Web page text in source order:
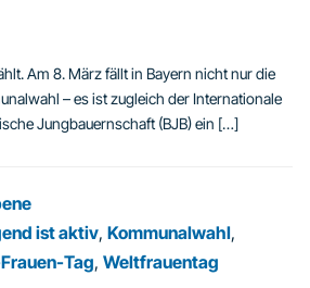
Am 8. März fällt in Bayern nicht nur die
– es ist zugleich der Internationale
Jungbauernschaft (BJB) ein […]
ist aktiv, Kommunalwahl,
Tag, Weltfrauentag